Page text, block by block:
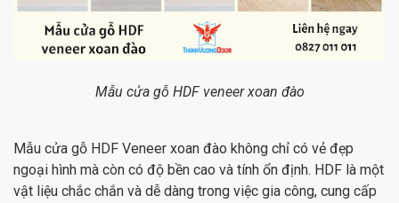
Mẫu cửa gỗ HDF veneer xoan đào
Mẫu cửa gỗ HDF Veneer xoan đào không chỉ có vẻ đẹp
ngoại hình mà còn có độ bền cao và tính ổn định. HDF là một
vật liệu chắc chắn và dễ dàng trong việc gia công, cung cấp